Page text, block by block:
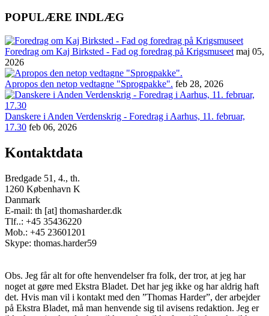
POPULÆRE INDLÆG
Foredrag om Kaj Birksted - Fad og foredrag på Krigsmuseet maj 05,
2026
Apropos den netop vedtagne "Sprogpakke". feb 28, 2026
Danskere i Anden Verdenskrig - Foredrag i Aarhus, 11. februar,
17.30 feb 06, 2026
Kontaktdata
Bredgade 51, 4., th.
1260 København K
Danmark
E-mail: th [at] thomasharder.dk
Tlf..: +45 35436220
Mob.: +45 23601201
Skype: thomas.harder59
Obs. Jeg får alt for ofte henvendelser fra folk, der tror, at jeg har
noget at gøre med Ekstra Bladet. Det har jeg ikke og har aldrig haft
det. Hvis man vil i kontakt med den ”Thomas Harder”, der arbejder
på Ekstra Bladet, må man henvende sig til avisens redaktion. Jeg er